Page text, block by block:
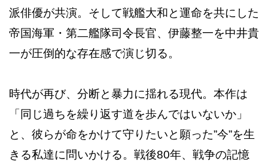
派俳優が共演。そして戦艦大和と運命を共にした
帝国海軍・第二艦隊司令長官、伊藤整一を中井貴
一が圧倒的な存在感で演じ切る。
時代が再び、分断と暴力に揺れる現代。本作は
「同じ過ちを繰り返す道を歩んではいないか」
と、彼らが命をかけて守りたいと願った”今”を生
きる私達に問いかける。戦後80年、戦争の記憶